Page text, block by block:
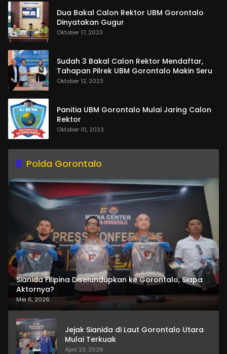
Dua Bakal Calon Rektor UBM Gorontalo
Dinyatakan Gugur
Oktober 17, 2023
Sudah 3 Bakal Calon Rektor Mendaftar,
Tahapan Pilrek UBM Gorontalo Makin Seru
Oktober 12, 2023
Panitia UBM Gorontalo Mulai Jaring Calon
Rektor
Oktober 10, 2023
Polda Gorontalo
Sianida Filipina Diselundupkan ke Gorontalo, Siapa
Aktornya?
Mei 6, 2026
Jejak Sianida di Laut Gorontalo Utara
Mulai Terkuak
April 23, 2026